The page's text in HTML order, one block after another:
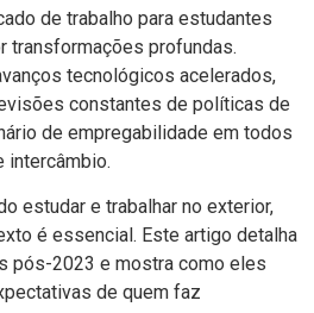
de trabalho para estudantes
transformações profundas.
tecnológicos acelerados,
constantes de políticas de
de empregabilidade em todos
intercâmbio.
estudar e trabalhar no exterior,
é essencial. Este artigo detalha
pós-2023 e mostra como eles
de quem faz